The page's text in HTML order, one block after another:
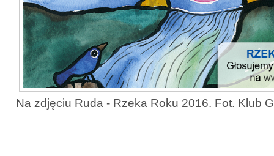
Na zdjęciu Ruda - Rzeka Roku 2016. Fot. Klub